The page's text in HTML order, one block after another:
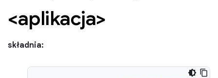
<aplikacja>
składnia: